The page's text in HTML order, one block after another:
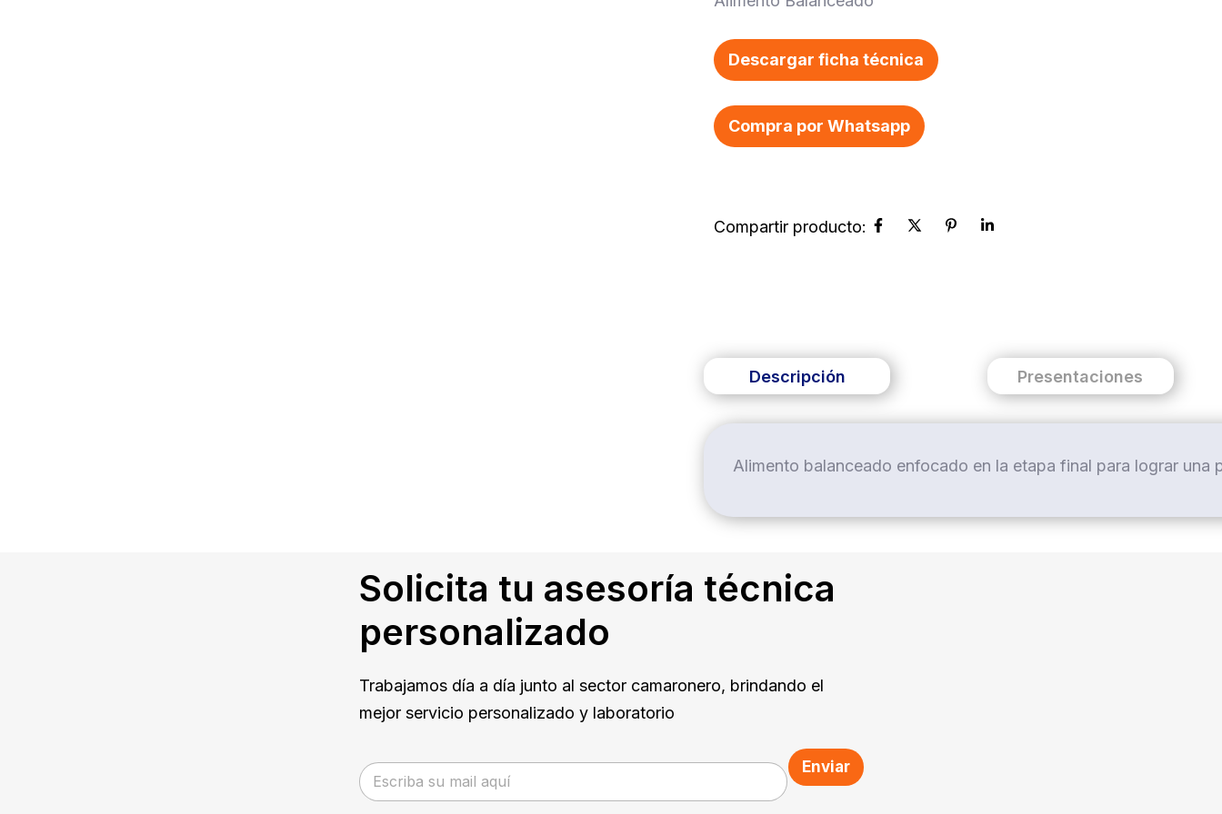
Descargar ficha técnica
Compra por Whatsapp
Descripción Presentaciones
Alimento balanceado enfocado en la etapa final para lograr
Solicita tu asesoría técnica
personalizado
Trabajamos día a día junto al sector camaronero, brindando el
mejor servicio personalizado y laboratorio
E
m
a
Enviar